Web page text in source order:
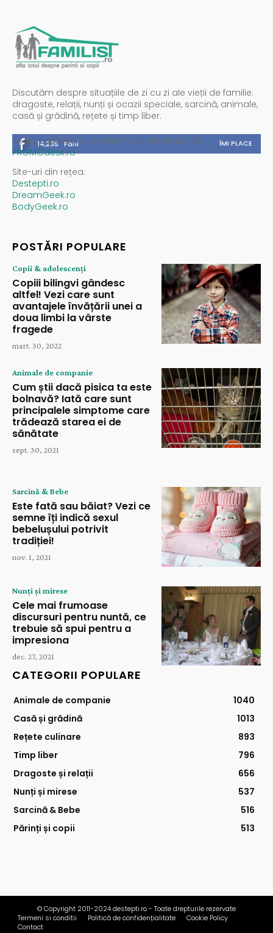
Discutăm despre situațiile de zi cu zi ale vieții de familie:
dragoste, relații, nunți și ocazii speciale, sarcină, animale,
casă și grădină, rețete și timp liber.
14,235 Fani ÎMI PLACE
Spații publicitare / reclamă administrată de
PROMOdesk.ro
Site-uri din rețea:
Destepti.ro
DreamGeek.ro
BodyGeek.ro
POSTĂRI POPULARE
Copii & adolescenți
Copiii bilingvi gândesc
altfel! Vezi care sunt
avantajele învățării unei a
doua limbi la vârste
fragede
mart. 30, 2022
Animale de companie
Cum știi dacă pisica ta este
bolnavă? Iată care sunt
principalele simptome care
trădează starea ei de
sănătate
sept. 30, 2021
Sarcină & Bebe
Este fată sau băiat? Vezi ce
semne îți indică sexul
bebelușului potrivit
tradiției!
nov. 1, 2021
Nunți și mirese
Cele mai frumoase
discursuri pentru nuntă, ce
trebuie să spui pentru a
impresiona
dec. 27, 2021
CATEGORII POPULARE
Animale de companie
1040
Casă și grădină
1013
Rețete culinare
893
Timp liber
796
Dragoste și relații
656
Nunți și mirese
537
Sarcină & Bebe
516
Părinți și copii
513
© Copyright 2011-2024 destepti.ro - Toate drepturile rezervate
Termeni si conditii
Politică de confidențialitate
Cookie Policy
Contact